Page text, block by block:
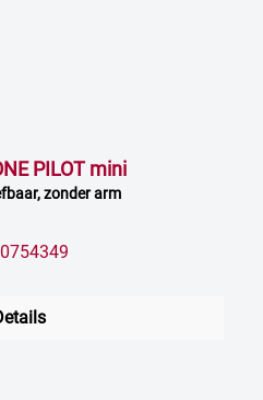
PILOT mini
zonder arm